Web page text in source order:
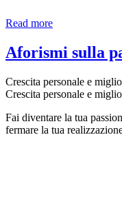
Read moreChit
per
il
–
Meditazione
Aforismi sulla
Crescita personale e
Crescita personale e
Fai diventare la tua
fermare la tua